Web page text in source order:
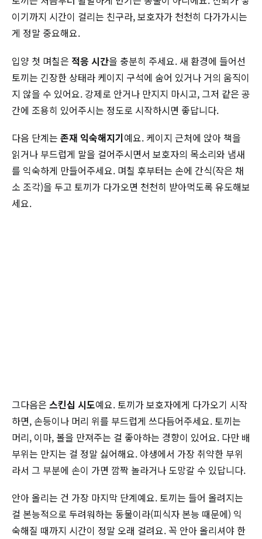
이기까지 시간이 걸리는 친구라, 보호자가 천천히 다가가시는
게 정말 중요해요.
입양 첫 며칠은 적응 시간을 충분히 주세요. 새 환경에 들어선
토끼는 긴장한 상태라 케이지 구석에 숨어 있거나 거의 움직이
지 않을 수 있어요. 강제로 안거나 만지지 마시고, 그저 같은 공
간에 조용히 있어주시는 정도로 시작하시면 좋답니다.
다음 단계는 존재 익숙해지기예요. 케이지 근처에 앉아 책을
읽거나 부드럽게 말을 걸어주시면서 보호자의 목소리와 냄새
를 익숙하게 만들어주세요. 며칠 후부터는 손에 간식(작은 채
소 조각)을 두고 토끼가 다가오면 천천히 받아먹도록 유도해보
세요.
그다음은 스킨십 시도예요. 토끼가 보호자에게 다가오기 시작
하면, 손등이나 머리 위를 부드럽게 쓰다듬어주세요. 토끼는
머리, 이마, 볼을 만져주는 걸 좋아하는 경향이 있어요. 다만 배
부위는 만지는 걸 정말 싫어해요. 야생에서 가장 취약한 부위
라서 그 부분에 손이 가면 깜짝 놀라거나 도망갈 수 있답니다.
안아 올리는 건 가장 마지막 단계예요. 토끼는 들어 올려지는
걸 본능적으로 두려워하는 동물이라(피식자 본능 때문에) 익
숙해질 때까지 시간이 정말 오래 걸려요. 꼭 안아 올리셔야 한